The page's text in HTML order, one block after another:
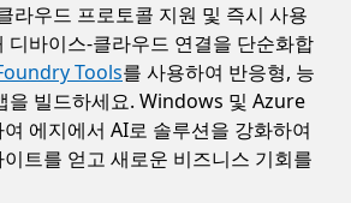
라우드 프로토콜 지원 및 즉시 사용
디바이스-클라우드 연결을 단순화합
Tools를 사용하여 반응형, 능
을 빌드하세요. Windows 및 Azure
에지에서 AI로 솔루션을 강화하여
트를 얻고 새로운 비즈니스 기회를